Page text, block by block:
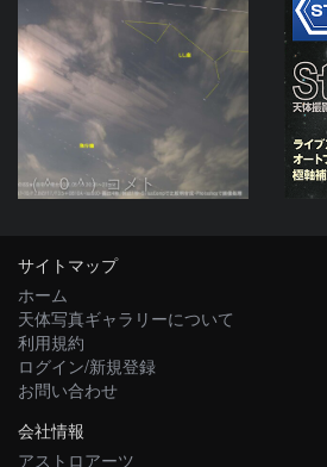
（＾０＾）コメト
サイトマップ
ホーム
天体写真ギャラリーについて
利用規約
ログイン/新規登録
お問い合わせ
会社情報
アストロアーツ